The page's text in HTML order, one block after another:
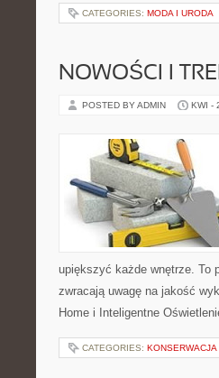
CATEGORIES: MODA I URODA
NOWOŚCI I
POSTED BY ADMIN KWI -
upiększyć każde wnętrze. To
zwracają uwagę na jakość
Home i Inteligentne
CATEGORIES: